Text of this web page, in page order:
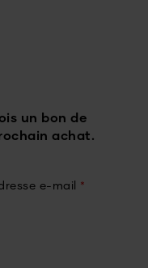
un bon de
achat.
e-mail *